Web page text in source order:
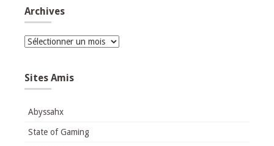
Archives
Archives
Sites Amis
Abyssahx
State of Gaming